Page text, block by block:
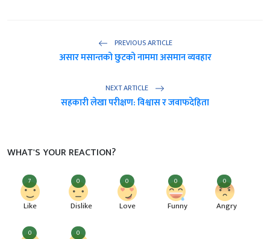
PREVIOUS ARTICLE
असार मसान्तको छुटको नाममा असमान व्यवहार
NEXT ARTICLE
सहकारी लेखा परीक्षण: विश्वास र जवाफदेहिता
WHAT'S YOUR REACTION?
7
Like
0
Dislike
0
Love
0
Funny
0
Angry
0 0